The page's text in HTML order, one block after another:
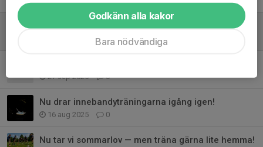
0
27 sep 2025 0
Nu drar innebandyträningarna igång igen!
16 aug 2025 0
Nu tar vi sommarlov — men träna gärna lite hemma!
Godkänn alla kakor
Bara nödvändiga